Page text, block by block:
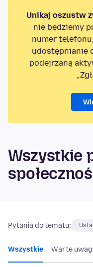
Unikaj oszustw
nie będziemy
numer
udostępnianie
podejrzaną
Wszystkie
Pytania do tematu:
Wszystkie Warte